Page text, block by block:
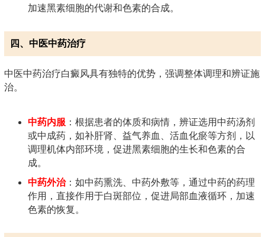
加速黑素细胞的代谢和色素的合成。
四、中医中药治疗
中医中药治疗白癜风具有独特的优势，强调整体调理和辨证施
治。
中药内服 ：根据患者的体质和病情，辨证选用中药汤剂
或中成药，如补肝肾、益气养血、活血化瘀等方剂，以
调理机体内部环境，促进黑素细胞的生长和色素的合
成。
中药外治：如中药熏洗、中药外敷等，通过中药的药理
作用，直接作用于白斑部位，促进局部血液循环，加速
色素的恢复。